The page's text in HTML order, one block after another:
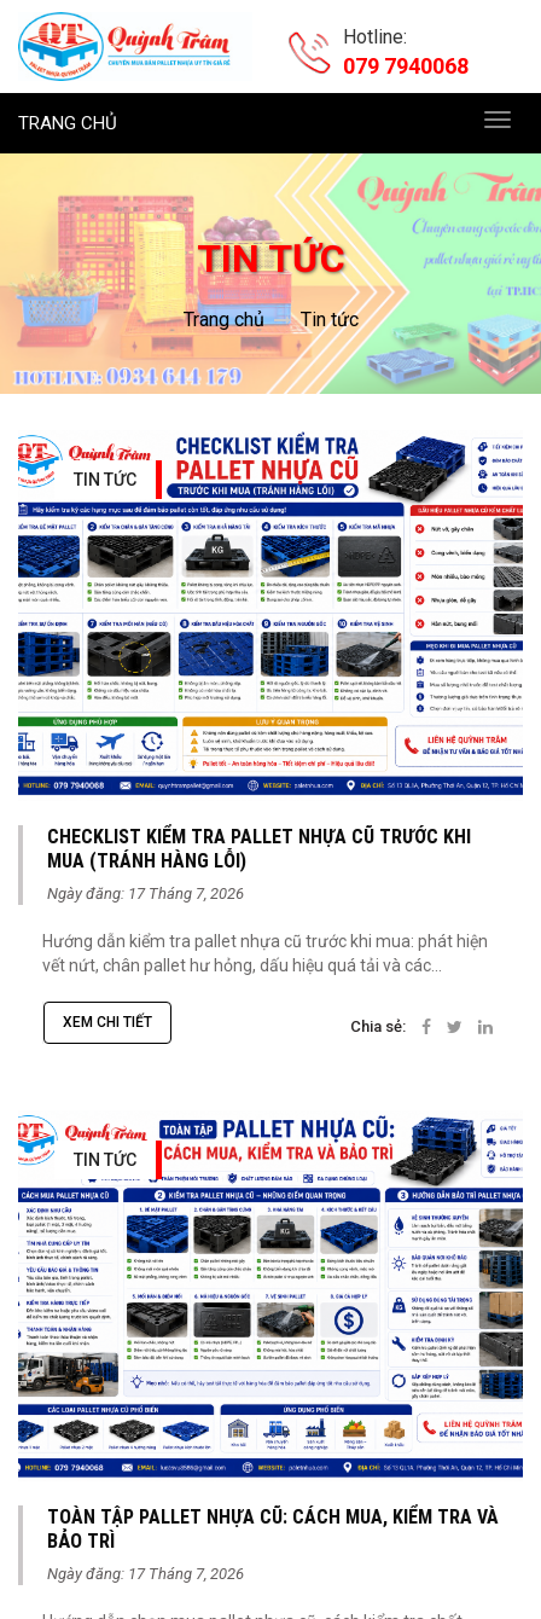
Hotline:
079 7940068
TRANG CHỦ
TIN TỨC
Trang chủ Tin tức
TIN TỨC
CHECKLIST KIỂM TRA PALLET NHỰA CŨ TRƯỚC KHI
MUA (TRÁNH HÀNG LỖI)
Ngày đăng: 17 Tháng 7, 2026
Hướng dẫn kiểm tra pallet nhựa cũ trước khi mua: phát hiện
vết nứt, chân pallet hư hỏng, dấu hiệu quá tải và các...
XEM CHI TIẾT Chia sẻ:
TIN TỨC
TOÀN TẬP PALLET NHỰA CŨ: CÁCH MUA, KIỂM TRA VÀ
BẢO TRÌ
Ngày đăng: 17 Tháng 7, 2026